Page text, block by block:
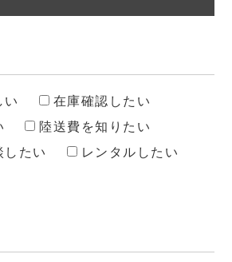
い
在庫確認したい
陸送費を知りたい
したい
レンタルしたい